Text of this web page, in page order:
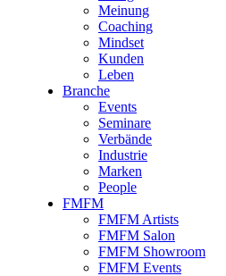
Meinung
Coaching
Mindset
Kunden
Leben
Branche
Events
Seminare
Verbände
Industrie
Marken
People
FMFM
FMFM Artists
FMFM Salon
FMFM Showroom
FMFM Events